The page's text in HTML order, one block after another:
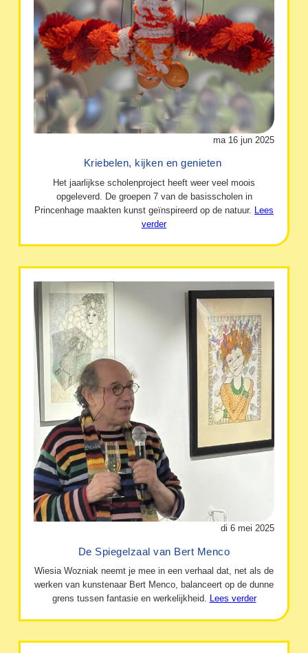
ma 16 jun 2025
Kriebelen, kijken en genieten
Het jaarlijkse scholenproject heeft weer veel moois
opgeleverd. De groepen 7 van de basisscholen in
Princenhage maakten kunst geïnspireerd op de natuur. Lees
verder
di 6 mei 2025
De Spiegelzaal van Bert Menco
Wiesia Wozniak neemt je mee in een verhaal dat, net als de
werken van kunstenaar Bert Menco, balanceert op de dunne
grens tussen fantasie en werkelijkheid. Lees verder